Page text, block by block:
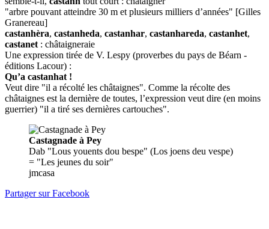
"arbre pouvant atteindre 30 m et plusieurs milliers d’années" [Gilles
Granereau]
castanhèra, castanheda, castanhar, castanhareda, castanhet,
castanet: châtaigneraie
Une expression tirée de V. Lespy (proverbes du pays de Béarn -
éditions Lacour) :
Qu’a castanhat !
Veut dire "il a récolté les châtaignes". Comme la récolte des
châtaignes est la dernière de toutes, l’expression veut dire (en moins
guerrier) "il a tiré ses dernières cartouches".
Castagnade à Pey
Dab "Lous youents dou bespe" (Los joens deu vespe)
= "Les jeunes du soir"
jmcasa
Partager sur Facebook